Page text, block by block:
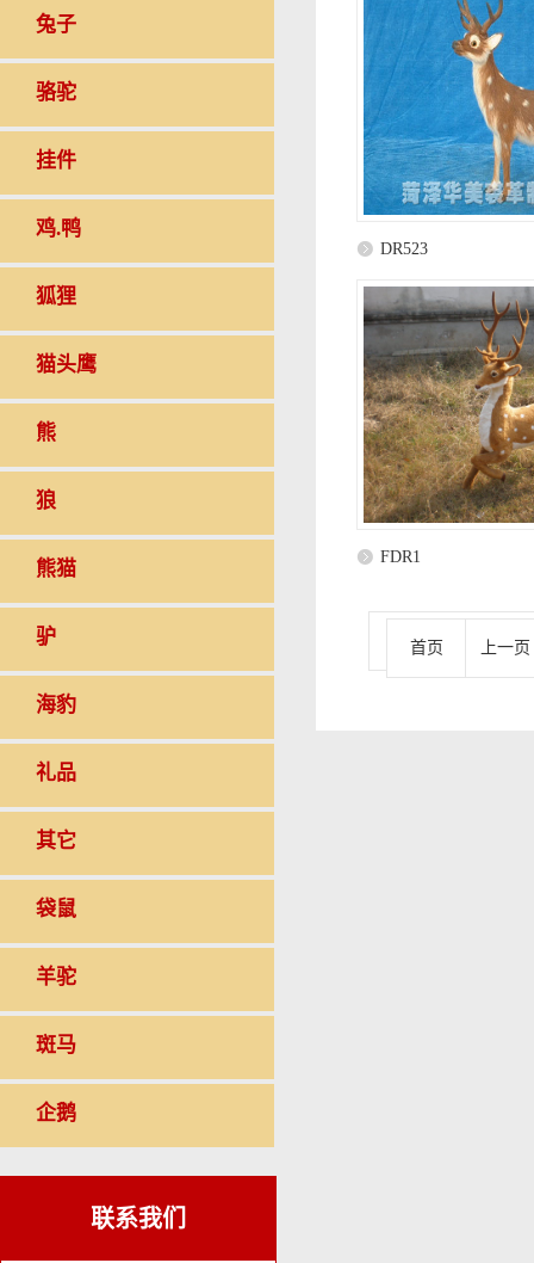
兔子
骆驼
挂件
鸡.鸭
狐狸
猫头鹰
熊
狼
熊猫
驴
海豹
礼品
其它
袋鼠
羊驼
斑马
企鹅
联系我们
DR523
FDR1
首页 上一页